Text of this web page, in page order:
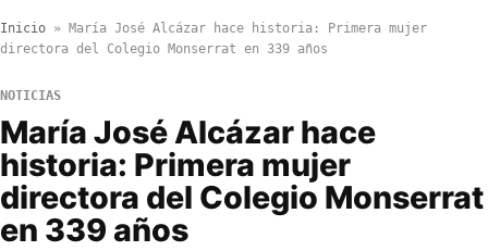
Inicio » María José Alcázar hace historia: Primera mujer
directora del Colegio Monserrat en 339 años
NOTICIAS
María José Alcázar hace
historia: Primera mujer
directora del Colegio Monserrat
en 339 años